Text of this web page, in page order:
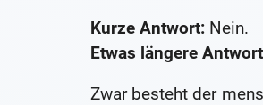
Kurze Antwort:Nein.
Etwas längere
Zwar besteht der